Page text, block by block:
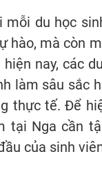
du học
hào, mà còn
nay, các
làm sâu sắc
thực tế. Để
tại Nga cần
của sinh